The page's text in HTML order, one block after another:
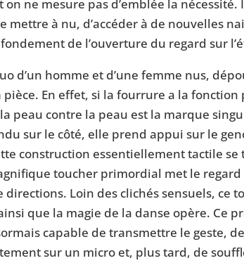
ne mesure pas d’emblée la
mettre à nu, d’accéder à de nouvelles
fondement de l’ouverture du regard sur
d’un homme et d’une femme nus,
En effet, si la fourrure a la
peau contre la peau est la marque
sur le côté, elle prend appui sur le
construction essentiellement tactile
toucher primordial met le regard
directions. Loin des clichés sensuels, ce
que la magie de la danse opère. Ce
capable de transmettre le geste,
sur un micro et, plus tard, de